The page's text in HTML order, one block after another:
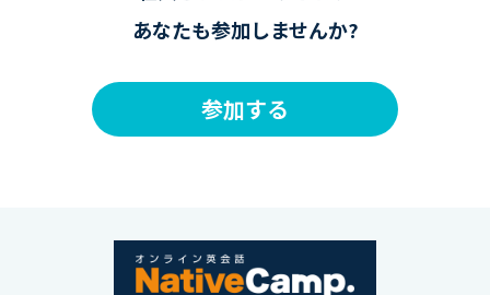
あなたも参加しませんか?
参加する